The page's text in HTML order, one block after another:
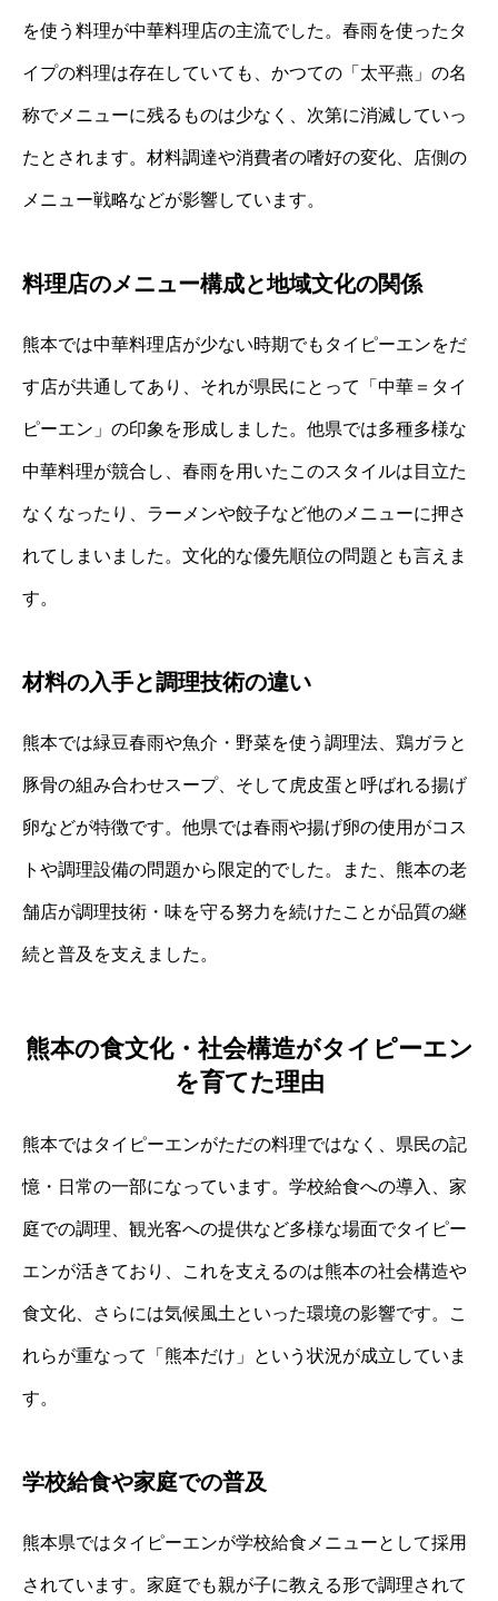
を使う料理が中華料理店の主流でした。春雨を使ったタ
イプの料理は存在していても、かつての「太平燕」の名
称でメニューに残るものは少なく、次第に消滅していっ
たとされます。材料調達や消費者の嗜好の変化、店側の
メニュー戦略などが影響しています。
料理店のメニュー構成と地域文化の関係
熊本では中華料理店が少ない時期でもタイピーエンをだ
す店が共通してあり、それが県民にとって「中華＝タイ
ピーエン」の印象を形成しました。他県では多種多様な
中華料理が競合し、春雨を用いたこのスタイルは目立た
なくなったり、ラーメンや餃子など他のメニューに押さ
れてしまいました。文化的な優先順位の問題とも言えま
す。
材料の入手と調理技術の違い
熊本では緑豆春雨や魚介・野菜を使う調理法、鶏ガラと
豚骨の組み合わせスープ、そして虎皮蛋と呼ばれる揚げ
卵などが特徴です。他県では春雨や揚げ卵の使用がコス
トや調理設備の問題から限定的でした。また、熊本の老
舗店が調理技術・味を守る努力を続けたことが品質の継
続と普及を支えました。
熊本の食文化・社会構造がタイピーエン
を育てた理由
熊本ではタイピーエンがただの料理ではなく、県民の記
憶・日常の一部になっています。学校給食への導入、家
庭での調理、観光客への提供など多様な場面でタイピー
エンが活きており、これを支えるのは熊本の社会構造や
食文化、さらには気候風土といった環境の影響です。こ
れらが重なって「熊本だけ」という状況が成立していま
す。
学校給食や家庭での普及
熊本県ではタイピーエンが学校給食メニューとして採用
されています。家庭でも親が子に教える形で調理されて